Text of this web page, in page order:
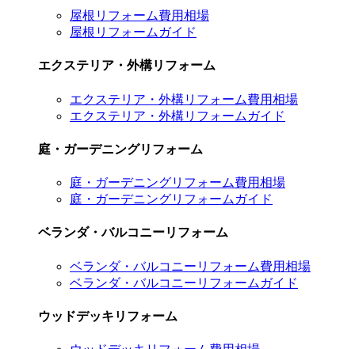
屋根リフォーム費用相場
屋根リフォームガイド
エクステリア・外構リフォーム
エクステリア・外構リフォーム費用相場
エクステリア・外構リフォームガイド
庭・ガーデニングリフォーム
庭・ガーデニングリフォーム費用相場
庭・ガーデニングリフォームガイド
ベランダ・バルコニーリフォーム
ベランダ・バルコニーリフォーム費用相場
ベランダ・バルコニーリフォームガイド
ウッドデッキリフォーム